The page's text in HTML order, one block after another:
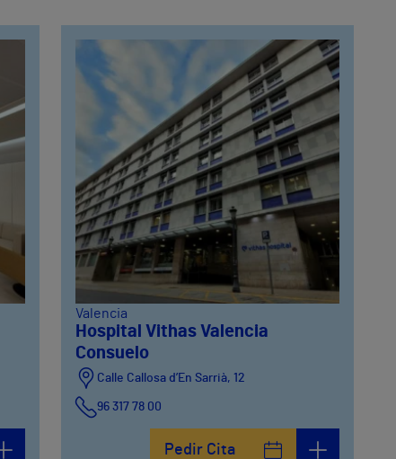
Valencia
Hospital Vithas Valencia
Consuelo
Calle Callosa d’En Sarrià, 12
96 317 78 00
Pedir Cita